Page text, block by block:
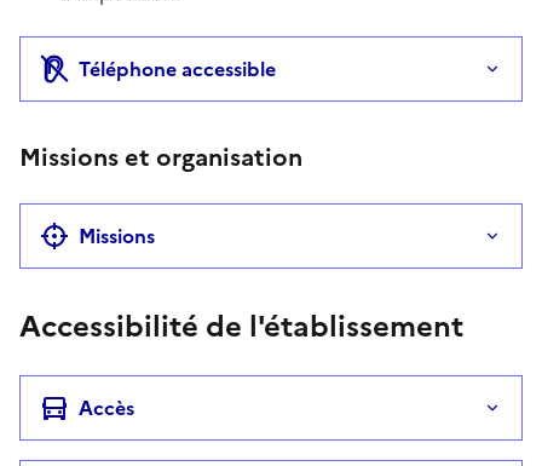
Téléphone accessible
Missions et organisation
Missions
Accessibilité de l'établissement
Accès